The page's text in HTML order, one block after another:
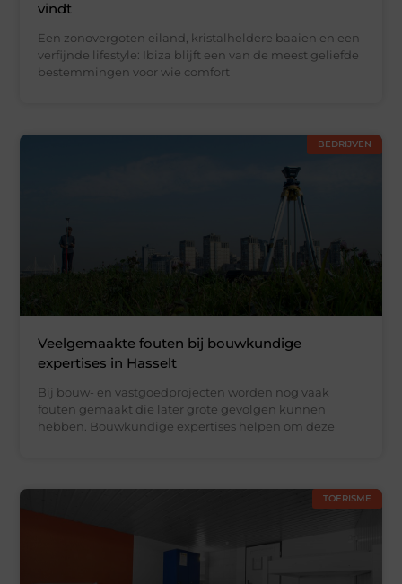
vindt
Een zonovergoten eiland, kristalheldere baaien en een
verfijnde lifestyle: Ibiza blijft een van de meest geliefde
bestemmingen voor wie comfort
BEDRIJVEN
Veelgemaakte fouten bij bouwkundige
expertises in Hasselt
Bij bouw- en vastgoedprojecten worden nog vaak
fouten gemaakt die later grote gevolgen kunnen
hebben. Bouwkundige expertises helpen om deze
TOERISME